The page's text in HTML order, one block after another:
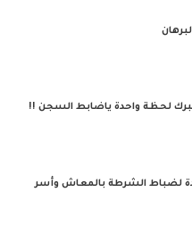
لحظة واحدة ياضابط السجن !!
لضباط الشرطة بالمعاش وأسر